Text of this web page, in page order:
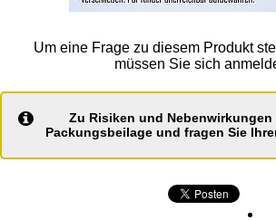
Um eine Frage zu diesem Produkt
müssen Sie sich
Zu Risiken und
Packungsbeilage und fragen Sie